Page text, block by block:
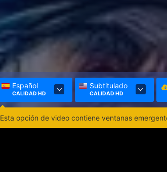
Español
CALIDAD HD
Subtitulado
CALIDAD HD
Esta opción de video contiene ventanas